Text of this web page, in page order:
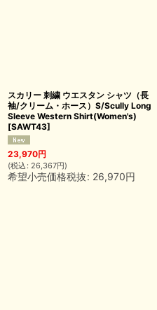
スカリー 刺繍 ウエスタン シャツ（長
袖/クリーム・ホース）S/Scully Long
Sleeve Western Shirt(Women's)
[SAWT43]
23,970円
(税込 : 26,367円)
希望小売価格税抜: 26,970円